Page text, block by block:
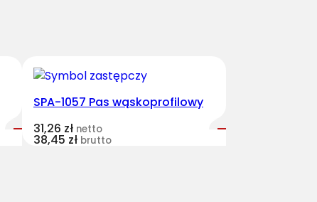
SPA-1057 Pas wąskoprofilowy
31,26 zł netto
38,45 zł brutto